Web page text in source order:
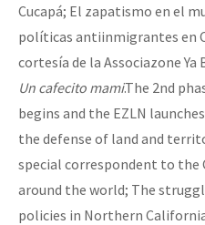
Cucapá; El zapatismo en el
políticas antiinmigrantes en
cortesía de la Associazone Ya
Un cafecito mami.The 2nd
begins and the EZLN
the defense of land and
special correspondent to the
around the world; The
policies in Northern